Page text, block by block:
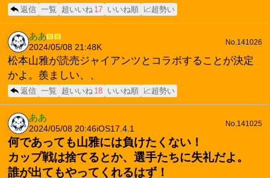
返信 一覧 超いいね 17 いいね順 📈超勢い
ああ■ ■
2024/05/08 21:48 K
No.141026
松本山雅が読売ジャイアンツとコラボすることが決定
かよ。羨ましい、、
返信 一覧 超いいね 18 いいね順 📈超勢い
ああ
2024/05/08 20:46iOS17.4.1
No.141025
何であっても山雅には負けたくない！
カップ戦は捨てるとか、選手たちに失礼だよ。
誰が出てもやってくれるはず！